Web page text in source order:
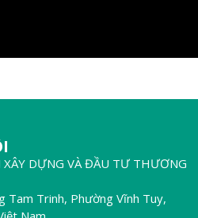
XÂY DỰNG VÀ ĐẦU TƯ THƯƠNG
Tam Trinh, Phường Vĩnh Tuy,